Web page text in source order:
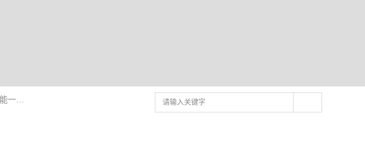
青岛铭源环保科技有限公司是一家专注于环保与智慧水务领域的先进科技企业，公司专注于云智能一体化HMPP预制泵站、智能截流井设备、调蓄池雨洪管理设备、水务循环利用、云智慧水务开发及新型环保技术研发等领域。